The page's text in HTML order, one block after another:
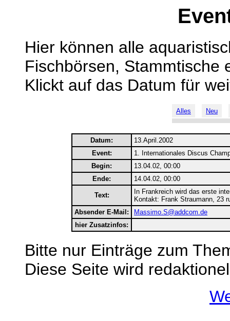
Hier können alle
Fischbörsen, Stammtische
Klickt auf das Datum für
Alles Neu
Datum:
13.April.2002
Event:
1. Internationales Discus
Begin:
13.04.02, 00:00
Ende:
14.04.02, 00:00
Text:
In Frankreich wird das erste
Kontakt: Frank Straumann, 23
Absender E-Mail:
Massimo.S@addcom.de
hier Zusatzinfos:
Bitte nur Einträge zum
Diese Seite wird